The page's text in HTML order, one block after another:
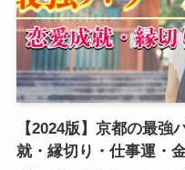
【2024版】京都の最強
就・縁切り・仕事運・